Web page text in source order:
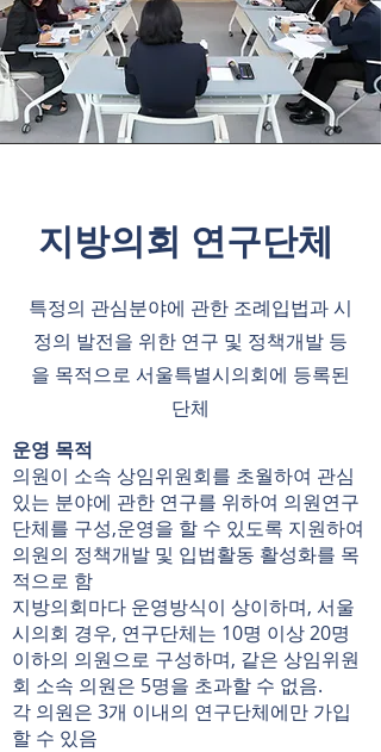
지방의회 연구단체
특정의 관심분야에 관한 조례입법과 시
정의 발전을 위한 연구 및 정책개발 등
을 목적으로 서울특별시의회에 등록된
단체
운영 목적
의원이 소속 상임위원회를 초월하여 관심
있는 분야에 관한 연구를 위하여 의원연구
단체를 구성,운영을 할 수 있도록 지원하여
의원의 정책개발 및 입법활동 활성화를 목
적으로 함
지방의회마다 운영방식이 상이하며, 서울
시의회 경우, 연구단체는 10명 이상 20명
이하의 의원으로 구성하며, 같은 상임위원
회 소속 의원은 5명을 초과할 수 없음.
각 의원은 3개 이내의 연구단체에만 가입
할 수 있음